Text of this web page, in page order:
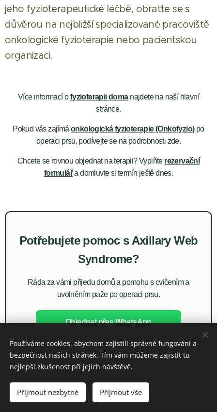
jeho fyzioterapeutické léčbě, obraťte se s
důvěrou na nejbližší specializované pracoviště
onkologické fyzioterapie nebo pacientskou
organizaci.
Více informací ofyzioterapii domanajdete na naší hlavní
stránce.
Pokud vás zajímáonkologická fyzioterapie (Onkofyzio)po
operaci prsu, podívejte se na podrobnosti zde.
Chcete se rovnou objednat na terapii? Vyplňte rezervační
formulářa domluvte si termín ještě dnes.
Potřebujete pomoc s Axillary Web
Syndrome?
Ráda za vámi přijedu domů a pomohu s cvičením a
uvolněním paže po operaci prsu.
Objednat přes WhatsApp
Zavolat / objednat telefonicky
Používáme cookies, abychom zajistili správné fungování a
bezpečnost našich stránek. Tím vám můžeme zajistit tu
nejlepší zkušenost při jejich návštěvě.
Přijmout nezbytné Přijmout vše